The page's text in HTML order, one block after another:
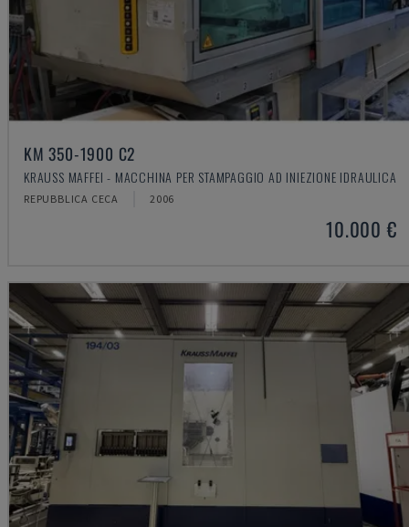
KM 350-1900 C2
KRAUSS MAFFEI - MACCHINA PER STAMPAGGIO AD INIEZIONE IDRAULICA
REPUBBLICA CECA 2006
10.000 €